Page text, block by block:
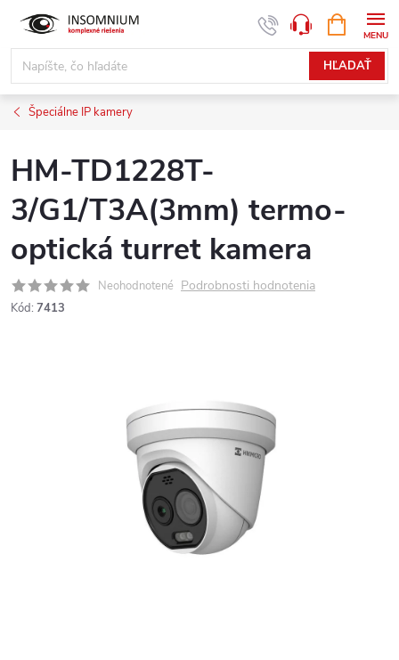
obsah
HĽADAŤ
KOŠÍK
Špeciálne IP kamery
HM-TD1228T-
3/G1/T3A(3mm) termo-
optická turret kamera
Neohodnotené Podrobnosti hodnotenia
Kód: 7413
www.insomnium.sk - Chat